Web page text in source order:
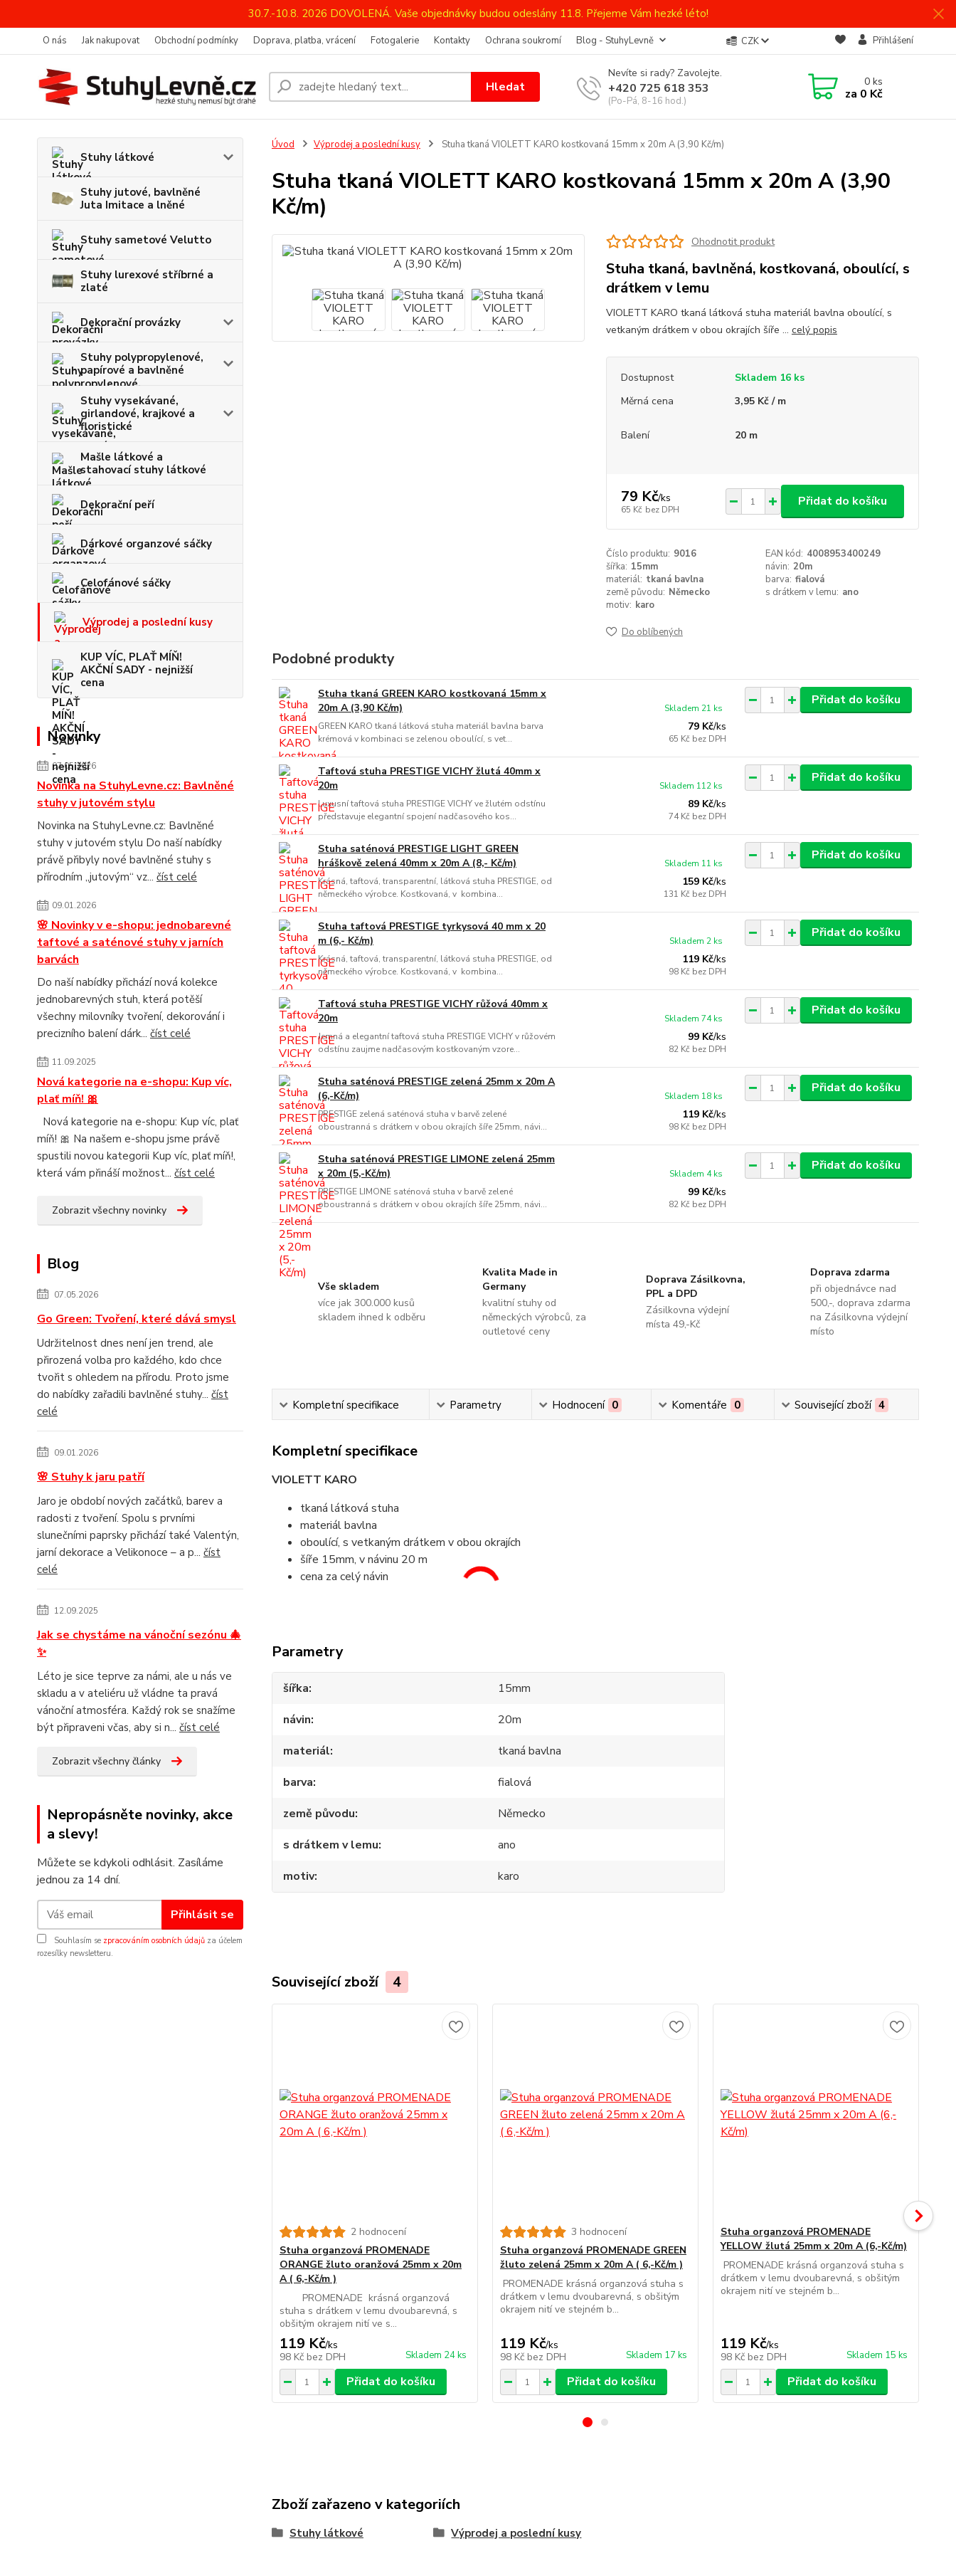
30.7.-10.8. 2026 DOVOLENÁ. Vaše objednávky budou odeslány 11.8. Přejeme Vám hezké léto!
O nás Jak nakupovat Obchodní podmínky Doprava, platba, vrácení Fotogalerie Kontakty Ochrana soukromí Blog - StuhyLevně CZK Přihlášení
Hledat
Nevíte si rady? Zavolejte.
+420 725 618 353
(Po-Pá, 8-16 hod.)
0ks
za 0 Kč
Stuhy látkové
Stuhy jutové, bavlněné
Juta Imitace a lněné
Stuhy sametové Velutto
Stuhy lurexové stříbrné a
zlaté
Dekorační provázky
Stuhy polypropylenové,
papírové a bavlněné
Stuhy vysekávané,
girlandové, krajkové a
floristické
Mašle látkové a
stahovací stuhy látkové
Dekorační peří
Dárkové organzové sáčky
Celofánové sáčky
Výprodej a poslední kusy
KUP VÍC, PLAŤ MÍŇ!
AKČNÍ SADY - nejnižší
cena
Novinky
07.05.2026
Novinka na StuhyLevne.cz: Bavlněné
stuhy v jutovém stylu
Novinka na StuhyLevne.cz: Bavlněné
stuhy v jutovém stylu Do naší nabídky
právě přibyly nové bavlněné stuhy s
přírodním „jutovým“ vz... číst celé
09.01.2026
🌸 Novinky v e-shopu: jednobarevné
taftové a saténové stuhy v jarních
barvách
Do naší nabídky přichází nová kolekce
jednobarevných stuh, která potěší
všechny milovníky tvoření, dekorování i
precizního balení dárk... číst celé
11.09.2025
Nová kategorie na e-shopu: Kup víc,
plať míň! 🎀
Nová kategorie na e-shopu: Kup víc, plať
míň! 🎀 Na našem e-shopu jsme právě
spustili novou kategorii Kup víc, plať míň!,
která vám přináší možnost... číst celé
Zobrazit všechny novinky
Blog
07.05.2026
Go Green: Tvoření, které dává smysl
Udržitelnost dnes není jen trend, ale
přirozená volba pro každého, kdo chce
tvořit s ohledem na přírodu. Proto jsme
do nabídky zařadili bavlněné stuhy... číst
celé
09.01.2026
🌸 Stuhy k jaru patří
Jaro je období nových začátků, barev a
radosti z tvoření. Spolu s prvními
slunečními paprsky přichází také Valentýn,
jarní dekorace a Velikonoce – a p... číst
celé
12.09.2025
Jak se chystáme na vánoční sezónu 🎄
✨
Léto je sice teprve za námi, ale u nás ve
skladu a v ateliéru už vládne ta pravá
vánoční atmosféra. Každý rok se snažíme
být připraveni včas, aby si n... číst celé
Zobrazit všechny články
Nepropásněte novinky, akce
a slevy!
Můžete se kdykoli odhlásit. Zasíláme
jednou za 14 dní.
Přihlásit se
Souhlasím se zpracováním osobních údajů za účelem
rozesílky newsletteru.
Úvod Výprodej a poslední kusy Stuha tkaná VIOLETT KARO kostkovaná 15mm x 20m A (3,90 Kč/m)
Stuha tkaná VIOLETT KARO kostkovaná 15mm x 20m A (3,90
Kč/m)
Ohodnotit produkt
Stuha tkaná, bavlněná, kostkovaná, oboulící, s
drátkem v lemu
VIOLETT KARO tkaná látková stuha materiál bavlna oboulící, s
vetkaným drátkem v obou okrajích šíře ... celý popis
Dostupnost
Skladem 16 ks
Měrná cena
3,95 Kč / m
Balení 20 m
79 Kč/ks
65 Kč bez DPH
Přidat do košíku
Číslo produktu: 9016 EAN kód: 4008953400249
šířka: 15mm návin: 20m
materiál: tkaná bavlna barva: fialová
země původu: Německo s drátkem v lemu: ano
motiv: karo
Do oblíbených
Podobné produkty
Stuha tkaná GREEN KARO kostkovaná 15mm x
20m A (3,90 Kč/m)
GREEN KARO tkaná látková stuha materiál bavlna barva
krémová v kombinaci se zelenou oboulící, s vet...
79 Kč/ks
65 Kč bez DPH
Skladem 21 ks
Přidat do košíku
Taftová stuha PRESTIGE VICHY žlutá 40mm x
20m
Luxusní taftová stuha PRESTIGE VICHY ve žlutém odstínu
představuje elegantní spojení nadčasového kos...
89 Kč/ks
74 Kč bez DPH
Skladem 112 ks
Přidat do košíku
Stuha saténová PRESTIGE LIGHT GREEN
hráškově zelená 40mm x 20m A (8,- Kč/m)
Krásná, taftová, transparentní, látková stuha PRESTIGE, od
německého výrobce. Kostkovaná, v kombina...
159 Kč/ks
131 Kč bez DPH
Skladem 11 ks
Přidat do košíku
Stuha taftová PRESTIGE tyrkysová 40 mm x 20
m (6,- Kč/m)
Krásná, taftová, transparentní, látková stuha PRESTIGE, od
německého výrobce. Kostkovaná, v kombina...
119 Kč/ks
98 Kč bez DPH
Skladem 2 ks
Přidat do košíku
Taftová stuha PRESTIGE VICHY růžová 40mm x
20m
Jemná a elegantní taftová stuha PRESTIGE VICHY v růžovém
odstínu zaujme nadčasovým kostkovaným vzore...
99 Kč/ks
82 Kč bez DPH
Skladem 74 ks
Přidat do košíku
Stuha saténová PRESTIGE zelená 25mm x 20m A
(6,-Kč/m)
PRESTIGE zelená saténová stuha v barvě zelené
oboustranná s drátkem v obou okrajích šíře 25mm, návi...
119 Kč/ks
98 Kč bez DPH
Skladem 18 ks
Přidat do košíku
Stuha saténová PRESTIGE LIMONE zelená 25mm
x 20m (5,-Kč/m)
PRESTIGE LIMONE saténová stuha v barvě zelené
oboustranná s drátkem v obou okrajích šíře 25mm, návi...
99 Kč/ks
82 Kč bez DPH
Skladem 4 ks
Přidat do košíku
Vše skladem
více jak 300.000 kusů
skladem ihned k odběru
Kvalita Made in
Germany
kvalitní stuhy od
německých výrobců, za
outletové ceny
Doprava Zásilkovna,
PPL a DPD
Zásilkovna výdejní
místa 49,-Kč
Doprava zdarma
při objednávce nad
500,-, doprava zdarma
na Zásilkovna výdejní
místo
Kompletní specifikace Parametry Hodnocení 0 Komentáře 0 Související zboží 4
Kompletní specifikace
VIOLETT KARO
tkaná látková stuha
materiál bavlna
oboulící, s vetkaným drátkem v obou okrajích
šíře 15mm, v návinu 20 m
cena za celý návin
Parametry
šířka
15mm
návin
20m
materiál
tkaná bavlna
barva
fialová
země původu
Německo
s drátkem v lemu
ano
motiv
karo
Související zboží 4
2 hodnocení
Stuha organzová PROMENADE
ORANGE žluto oranžová 25mm x 20m
A ( 6,-Kč/m )
PROMENADE krásná organzová
stuha s drátkem v lemu dvoubarevná, s
obšitým okrajem nití ve s...
119 Kč/ks
98 Kč bez DPH Skladem 24 ks
Přidat do košíku
3 hodnocení
Stuha organzová PROMENADE GREEN
žluto zelená 25mm x 20m A ( 6,-Kč/m )
PROMENADE krásná organzová stuha s
drátkem v lemu dvoubarevná, s obšitým
okrajem nití ve stejném b...
119 Kč/ks
98 Kč bez DPH Skladem 17 ks
Přidat do košíku
Stuha organzová PROMENADE
YELLOW žlutá 25mm x 20m A (6,-Kč/m)
PROMENADE krásná organzová stuha s
drátkem v lemu dvoubarevná, s obšitým
okrajem nití ve stejném b...
119 Kč/ks
98 Kč bez DPH Skladem 15 ks
Přidat do košíku
Zboží zařazeno v kategoriích
Stuhy látkové Výprodej a poslední kusy